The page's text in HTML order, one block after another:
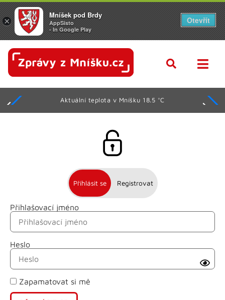
Aktuální teplota v Mníšku 18.5 °C
Přihlásit se Registrovat
Přihlašovací jméno
Heslo
Zapamatovat si mě
Jméno
Příjmení
E-mail
×
Mníšek pod Brdy
AppSisto
- In Google Play
Otevřít